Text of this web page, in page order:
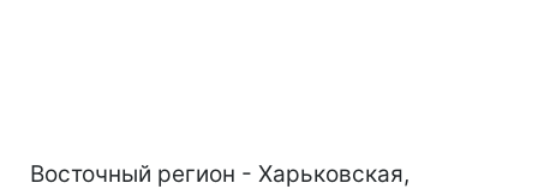
Восточный регион - Харьковская,